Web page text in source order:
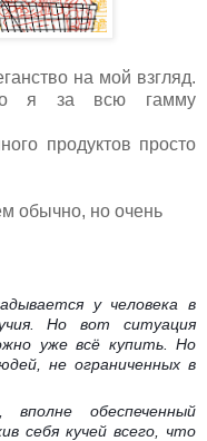
на мой взгляд.
но я за всю гамму
продуктов просто
обычно, но очень
у человека в
Но вот ситуация
уже всё купить. Но
не ограниченных в
обеспеченный
себя кучей всего, что